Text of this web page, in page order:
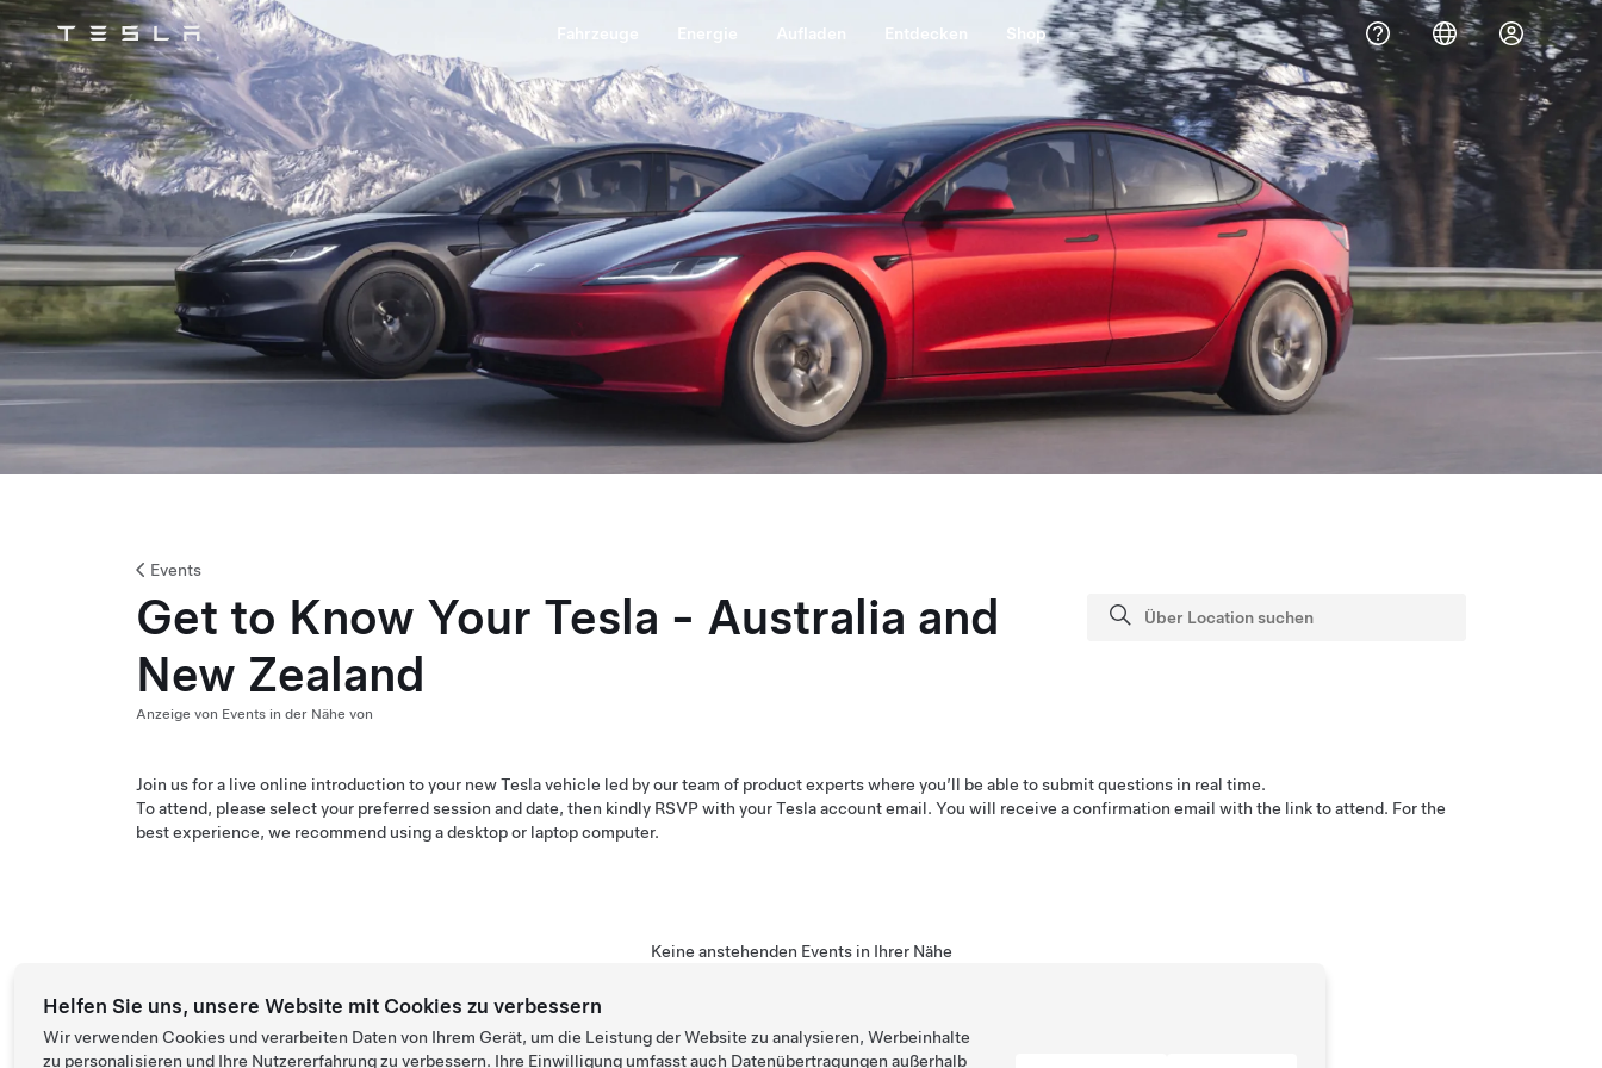
Tesla
Skip to main content
Aufladen Entdecken Shop
Events
Get to Know Your Tesla - Australia and
New Zealand
Anzeige von Events in der Nähe von
Join us for a live online introduction to your new Tesla vehicle led by our team of product experts where you’ll be able to submit questions in real time.
To attend, please select your preferred session and date, then kindly RSVP with your Tesla account email. You will receive a confirmation email with the link to attend. For the
best experience, we recommend using a desktop or laptop computer.
Keine anstehenden Events in Ihrer Nähe
Helfen Sie uns, unsere Website mit Cookies zu verbessern
Wir verwenden Cookies und verarbeiten Daten von Ihrem Gerät, um die Leistung der Website zu analysieren, Werbeinhalte
zu personalisieren und Ihre Nutzererfahrung zu verbessern. Ihre Einwilligung umfasst auch Datenübertragungen außerhalb